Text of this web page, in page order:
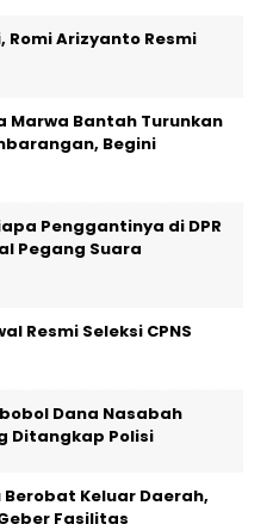
Romi Arizyanto Resmi
Marwa Bantah Turunkan
Begini
Penggantinya di DPR
Pegang Suara
Resmi Seleksi CPNS
Dana Nasabah
Ditangkap Polisi
Keluar Daerah,
Fasilitas